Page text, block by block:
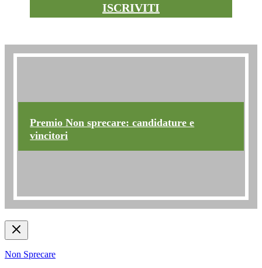
ISCRIVITI
Premio Non sprecare: candidature e
vincitori
Non Sprecare